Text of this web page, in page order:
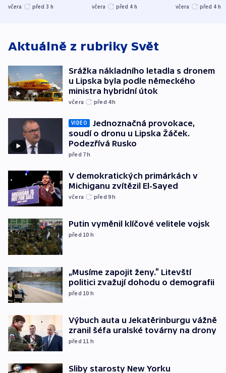
stromy a poničily
včera před 3 h
Oscara, zabojuje o
včera před 4 h
německého
včera před 4 h
Aktuálně z rubriky Svět
Srážka nákladního letadla s dronem
u Lipska byla podle německého
ministra hybridní útok
včera před 4h
VIDEO
Jednoznačná provokace,
soudí o dronu u Lipska Žáček.
Podezřívá Rusko
před 7h
V demokratických primárkách v
Michiganu zvítězil El-Sayed
včera před 9h
Putin vyměnil klíčové velitele vojsk
před 10 h
„Musíme zapojit ženy.“ Litevští
politici zvažují dohodu o demografii
před 10 h
Výbuch auta u Jekatěrinburgu vážně
zranil šéfa uralské továrny na drony
před 11 h
Sliby starosty New Yorku